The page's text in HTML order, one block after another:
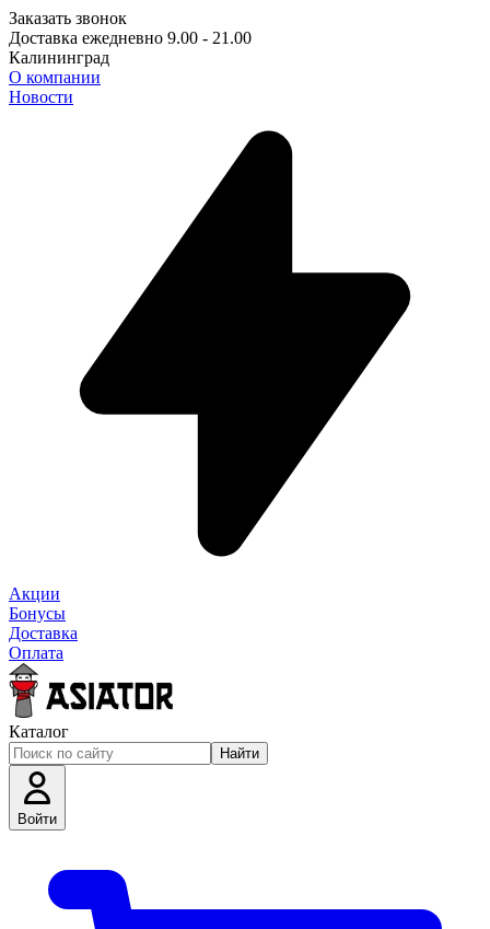
Заказать звонок
Доставка ежедневно 9.00 - 21.00
Калининград
О компании
Новости
Акции
Бонусы
Доставка
Оплата
Каталог
Найти
Войти